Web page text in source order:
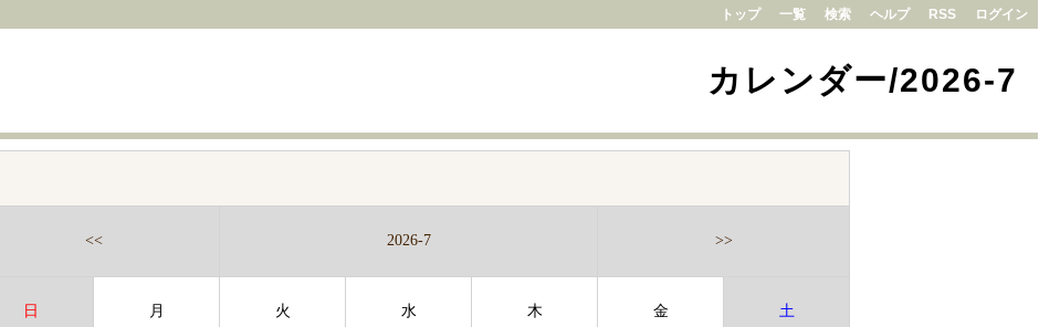
トップ 一覧 検索 ヘルプ RSS ログイン
カレンダー/2026-7
<< 2026-7 >>
日 月 火 水 木 金 土